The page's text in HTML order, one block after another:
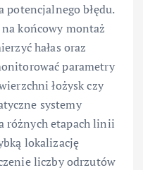
błędu.
na końcowy montaż
hałas oraz
parametry
łożysk czy
systemy
różnych etapach linii
lokalizację
liczby odrzutów